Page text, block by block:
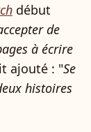
début
de
à écrire
ajouté : "Se
histoires